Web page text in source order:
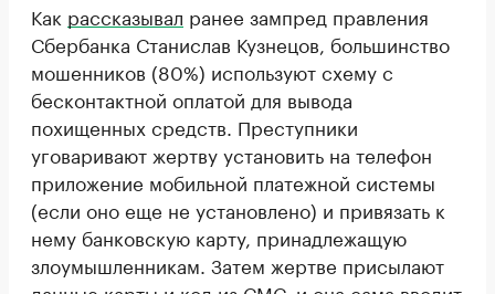
Как рассказывал ранее зампред правления
Сбербанка Станислав Кузнецов, большинство
мошенников (80%) используют схему с
бесконтактной оплатой для вывода
похищенных средств. Преступники
уговаривают жертву установить на телефон
приложение мобильной платежной системы
(если оно еще не установлено) и привязать к
нему банковскую карту, принадлежащую
злоумышленникам. Затем жертве присылают